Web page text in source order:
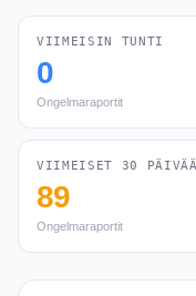
VIIMEISIN TUNTI
0
Ongelmaraportit
VIIMEISET 30 PÄIVÄÄ
89
Ongelmaraportit